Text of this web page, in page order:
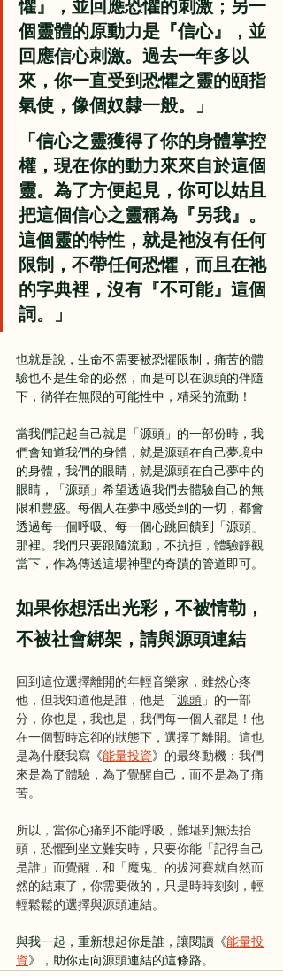
懼』，並回應恐懼的刺激；另一
個靈體的原動力是『信心』，並
回應信心刺激。過去一年多以
來，你一直受到恐懼之靈的頤指
氣使，像個奴隸一般。」
「信心之靈獲得了你的身體掌控
權，現在你的動力來來自於這個
靈。為了方便起見，你可以姑且
把這個信心之靈稱為『另我』。
這個靈的特性，就是祂沒有任何
限制，不帶任何恐懼，而且在祂
的字典裡，沒有『不可能』這個
詞。」
也就是說，生命不需要被恐懼限制，痛苦的體
驗也不是生命的必然，而是可以在源頭的伴隨
下，徜徉在無限的可能性中，精采的流動！
當我們記起自己就是「源頭」的一部份時，我
們會知道我們的身體，就是源頭在自己夢境中
的身體，我們的眼睛，就是源頭在自己夢中的
眼睛，「源頭」希望透過我們去體驗自己的無
限和豐盛。每個人在夢中感受到的一切，都會
透過每一個呼吸、每一個心跳回饋到「源頭」
那裡。我們只要跟隨流動，不抗拒，體驗靜觀
當下，作為傳送這場神聖的奇蹟的管道即可。
如果你想活出光彩，不被情勒，
不被社會綁架，請與源頭連結
回到這位選擇離開的年輕音樂家，雖然心疼
他，但我知道他是誰，他是「源頭 」的一部
分，你也是，我也是，我們每一個人都是！他
在一個暫時忘卻的狀態下，選擇了離開。這也
是為什麼我寫 《能量投資》 的最终動機：我們
來是為了體驗，為了覺醒自己，而不是為了痛
苦。
所以，當你心痛到不能呼吸，難堪到無法抬
頭，恐懼到坐立難安時，只要你能「記得自己
是誰」而覺醒，和「魔鬼」的拔河賽就自然而
然的結束了，你需要做的，只是時時刻刻，輕
輕鬆鬆的選擇與源頭連結。
與我一起，重新想起你是誰，讓閱讀《能量投
資》，助你走向源頭連結的這條路。